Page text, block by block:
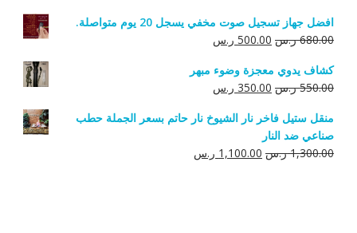
افضل جهاز تسجيل صوت مخفي يسجل 20 يوم متواصلة.
680.00 ر.س السعر
هو:
680.00 ر.س.
500.00 ر.سالسعر
هو:
500.00 ر.س.
كشاف يدوي معجزة وضوء مبهر
550.00 ر.س السعر
هو:
550.00 ر.س.
350.00 ر.سالسعر
هو:
منقل ستيل فاخر نار الشيوخ نار حاتم بسعر الجملة حطب
صناعي ضد النار
1,300.00 ر.س السعر
1,100.00 ر.سالسعر